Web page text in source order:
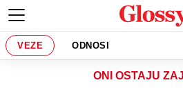
VEZE ODNOSI
ONI OSTAJU